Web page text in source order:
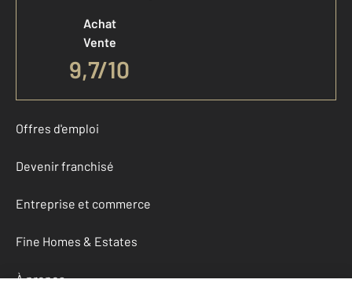
Achat
Vente
9,7/10
Offres d'emploi
Devenir franchisé
Entreprise et commerce
Fine Homes & Estates
À propos